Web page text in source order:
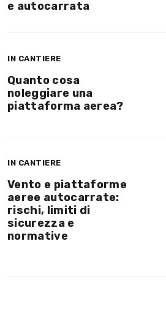
e autocarrata
IN CANTIERE
Quanto cosa
noleggiare una
piattaforma aerea?
IN CANTIERE
Vento e piattaforme
aeree autocarrate:
rischi, limiti di
sicurezza e
normative